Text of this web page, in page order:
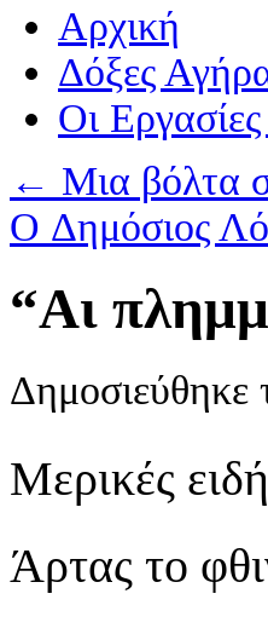
Αρχική
Δόξες
Οι
← Μια βόλτα
O Δημόσιος
“Αι
Δημοσιεύθηκε
Μερικές
Άρτας το